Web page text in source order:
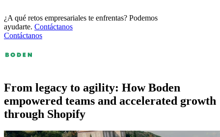
¿A qué retos empresariales te enfrentas? Podemos
ayudarte. Contáctanos
Contáctanos
From legacy to agility: How Boden
empowered teams and accelerated growth
through Shopify